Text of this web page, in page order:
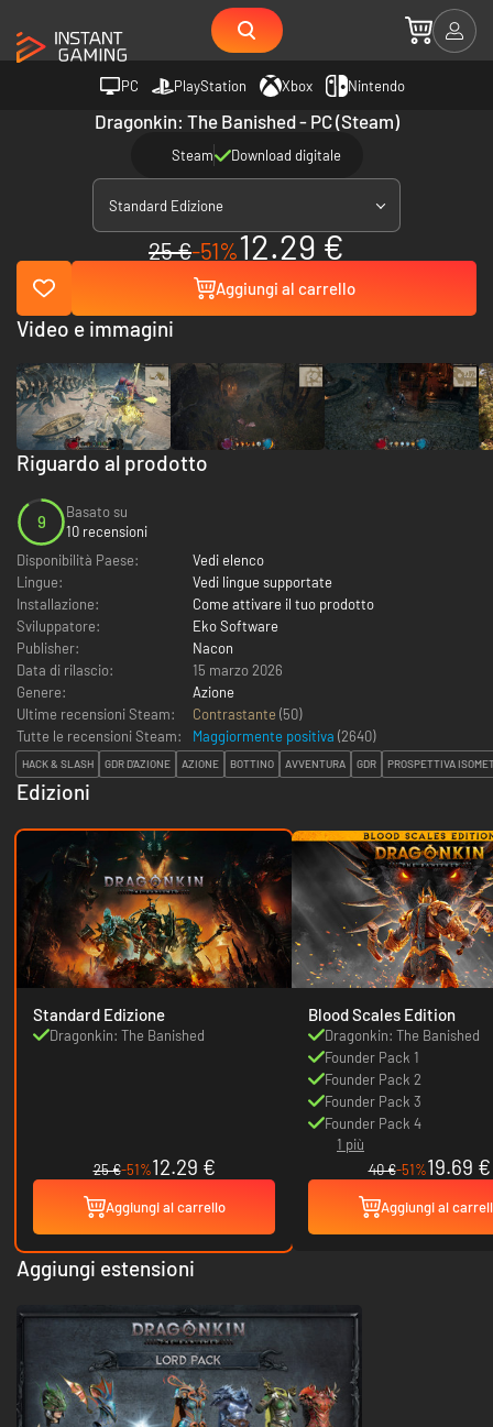
PC PlayStation Xbox Nintendo
Dragonkin: The Banished - PC (Steam)
Steam Download digitale
Standard Edizione
25 €-51%12.29 €
Aggiungi al carrello
Riguardo al prodotto
9
Basato su
10 recensioni
Disponibilità Paese:
Vedi elenco
Lingue:
Vedi lingue supportate
Installazione:
Come attivare il tuo prodotto
Sviluppatore:
Eko Software
Publisher:
Nacon
Data di rilascio:
15 marzo 2026
Genere:
Azione
Ultime recensioni Steam:
Contrastante (50)
Tutte le recensioni Steam:
Maggiormente positiva (2640)
HACK & SLASH GDR D'AZIONE AZIONE BOTTINO AVVENTURA GDR PROSPETTIVA
Edizioni
Standard Edizione
Dragonkin: The Banished
25 €-51%12.29 €
Aggiungi al carrello
Blood Scales Edition
Dragonkin: The Banished
Founder Pack 1
Founder Pack 2
Founder Pack 3
Founder Pack 4
1 più
40 €-51%19.69 €
Aggiungi al
Aggiungi estensioni
Video e immagini